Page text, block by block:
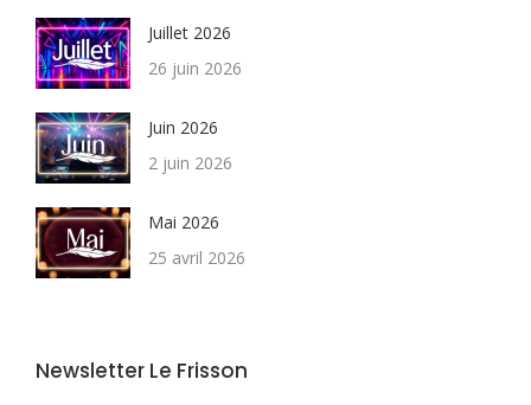
Juillet 2026
26 juin 2026
Juin 2026
2 juin 2026
Mai 2026
25 avril 2026
Newsletter Le Frisson